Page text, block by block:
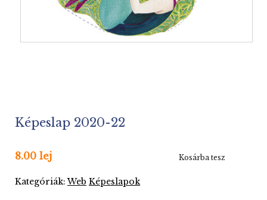
Képeslap 2020-22
8.00 lej Kosárba tesz
Kategóriák:Web Képeslapok